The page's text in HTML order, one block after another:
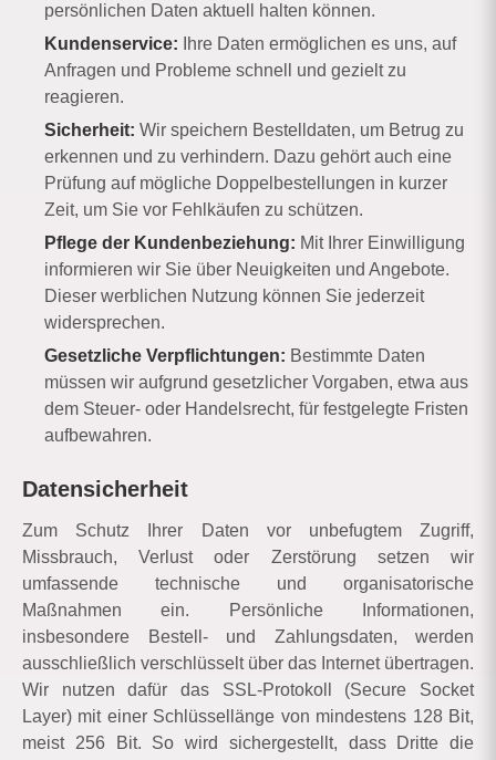
persönlichen Daten aktuell halten können.
Kundenservice: Ihre Daten ermöglichen es uns, auf
Anfragen und Probleme schnell und gezielt zu
reagieren.
Sicherheit: Wir speichern Bestelldaten, um Betrug zu
erkennen und zu verhindern. Dazu gehört auch eine
Prüfung auf mögliche Doppelbestellungen in kurzer
Zeit, um Sie vor Fehlkäufen zu schützen.
Pflege der Kundenbeziehung: Mit Ihrer Einwilligung
informieren wir Sie über Neuigkeiten und Angebote.
Dieser werblichen Nutzung können Sie jederzeit
widersprechen.
Gesetzliche Verpflichtungen: Bestimmte Daten
müssen wir aufgrund gesetzlicher Vorgaben, etwa aus
dem Steuer- oder Handelsrecht, für festgelegte Fristen
aufbewahren.
Datensicherheit
Zum Schutz Ihrer Daten vor unbefugtem Zugriff,
Missbrauch, Verlust oder Zerstörung setzen wir
umfassende technische und organisatorische
Maßnahmen ein. Persönliche Informationen,
insbesondere Bestell- und Zahlungsdaten, werden
ausschließlich verschlüsselt über das Internet übertragen.
Wir nutzen dafür das SSL-Protokoll (Secure Socket
Layer) mit einer Schlüssellänge von mindestens 128 Bit,
meist 256 Bit. So wird sichergestellt, dass Dritte die